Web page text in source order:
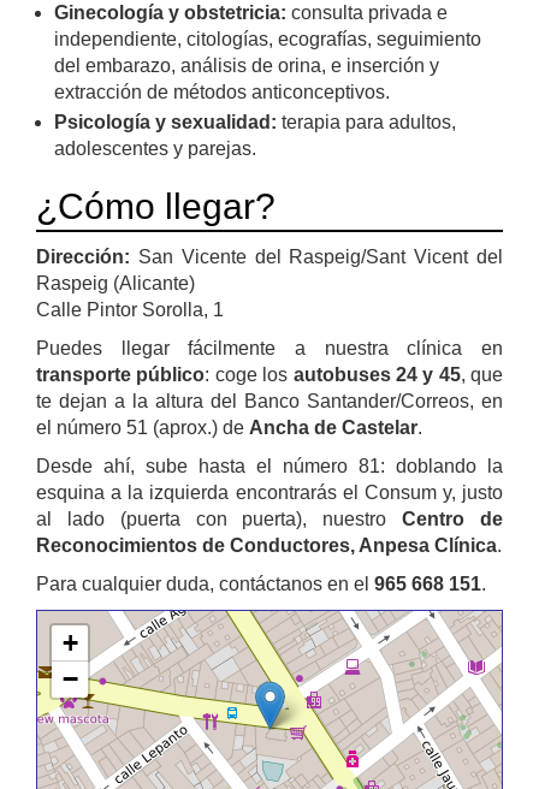
Ginecología y obstetricia: consulta privada e
independiente, citologías, ecografías, seguimiento
del embarazo, análisis de orina, e inserción y
extracción de métodos anticonceptivos.
Psicología y sexualidad: terapia para adultos,
adolescentes y parejas.
¿Cómo llegar?
Dirección: San Vicente del Raspeig/Sant Vicent del
Raspeig (Alicante)
Calle Pintor Sorolla, 1
Puedes llegar fácilmente a nuestra clínica en
transporte público: coge los autobuses 24 y 45, que
te dejan a la altura del Banco Santander/Correos, en
el número 51 (aprox.) de Ancha de Castelar.
Desde ahí, sube hasta el número 81: doblando la
esquina a la izquierda encontrarás el Consum y, justo
al lado (puerta con puerta), nuestroCentro de
Reconocimientos de Conductores, Anpesa Clínica.
Para cualquier duda, contáctanos en el 965 668 151.
+
−